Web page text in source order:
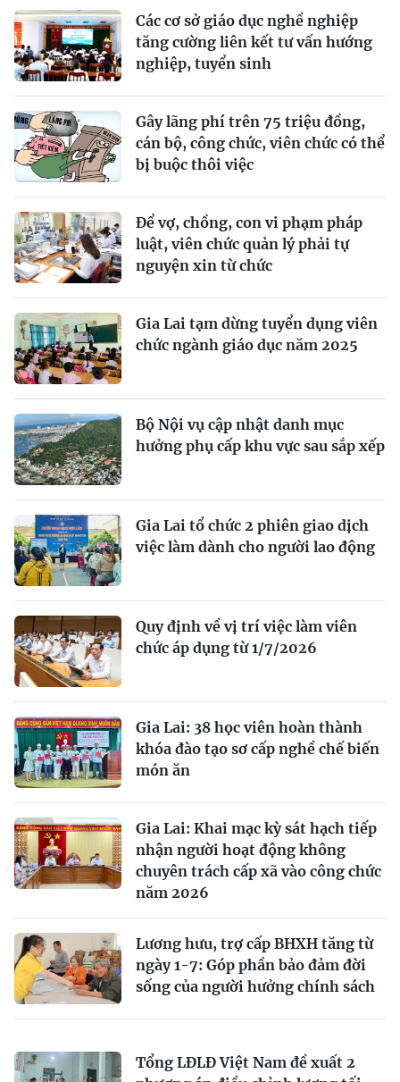
Các cơ sở giáo dục nghề nghiệp
tăng cường liên kết tư vấn hướng
nghiệp, tuyển sinh
Gây lãng phí trên 75 triệu đồng,
cán bộ, công chức, viên chức có thể
bị buộc thôi việc
Để vợ, chồng, con vi phạm pháp
luật, viên chức quản lý phải tự
nguyện xin từ chức
Gia Lai tạm dừng tuyển dụng viên
chức ngành giáo dục năm 2025
Bộ Nội vụ cập nhật danh mục
hưởng phụ cấp khu vực sau sắp xếp
Gia Lai tổ chức 2 phiên giao dịch
việc làm dành cho người lao động
Quy định về vị trí việc làm viên
chức áp dụng từ 1/7/2026
Gia Lai: 38 học viên hoàn thành
khóa đào tạo sơ cấp nghề chế biến
món ăn
Gia Lai: Khai mạc kỳ sát hạch tiếp
nhận người hoạt động không
chuyên trách cấp xã vào công chức
năm 2026
Lương hưu, trợ cấp BHXH tăng từ
ngày 1-7: Góp phần bảo đảm đời
sống của người hưởng chính sách
Tổng LĐLĐ Việt Nam đề xuất 2